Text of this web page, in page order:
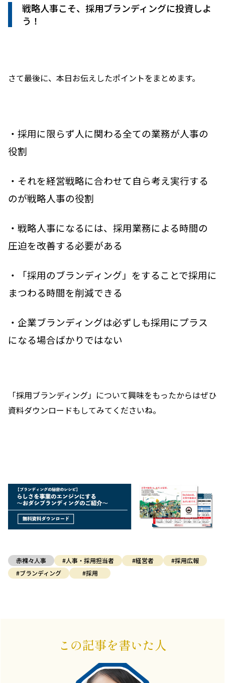
戦略人事こそ、採用ブランディングに投資しよ
う！
さて最後に、本日お伝えしたポイントをまとめます。
・採用に限らず人に関わる全ての業務が人事の
役割
・それを経営戦略に合わせて自ら考え実行する
のが戦略人事の役割
・戦略人事になるには、採用業務による時間の
圧迫を改善する必要がある
・「採用のブランディング」をすることで採用に
まつわる時間を削減できる
・企業ブランディングは必ずしも採用にプラス
になる場合ばかりではない
「採用ブランディング」について興味をもったからはぜひ
資料ダウンロードもしてみてくださいね。
赤裸々人事 #人事・採用担当者 #経営者
#採用広報
#ブランディング
#採用
この記事を書いた人